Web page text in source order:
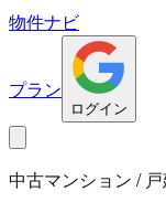
物件ナビ
プラン
ログイン
中古マンション /